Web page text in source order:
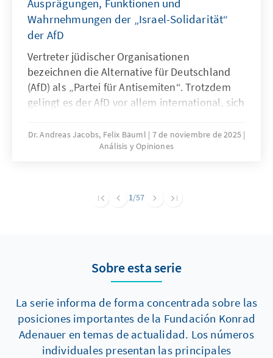
Ausprägungen, Funktionen und
Wahrnehmungen der „Israel-Solidarität“
der AfD
Vertreter jüdischer Organisationen
bezeichnen die Alternative für Deutschland
(AfD) als „Partei für Antisemiten“. Trotzdem
gelingt es der AfD vor allem international, sich
als Beschützerin jüdischen Lebens in
Deutschland zu positionieren. Diese
und erfüllt mehrere politische Funktionen.
Dr. Andreas Jacobs, Felix Bäuml
7 de noviembre de 2025
Análisis y Opiniones
1/57
Sobre esta serie
La serie informa de forma concentrada sobre las
posiciones importantes de la Fundación Konrad
Adenauer en temas de actualidad. Los números
individuales presentan las principales